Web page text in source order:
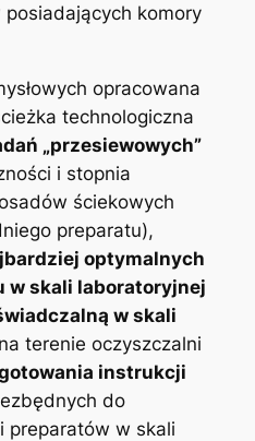
komory
opracowana
technologiczna
„przesiewowych”
i stopnia
ściekowych
preparatu),
optymalnych
w skali laboratoryjnej
w skali
na terenie oczyszczalni
instrukcji
do
preparatów w skali